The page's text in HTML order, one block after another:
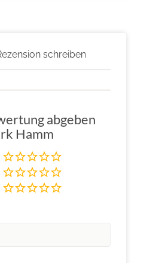
schreiben
abgeben
Hamm